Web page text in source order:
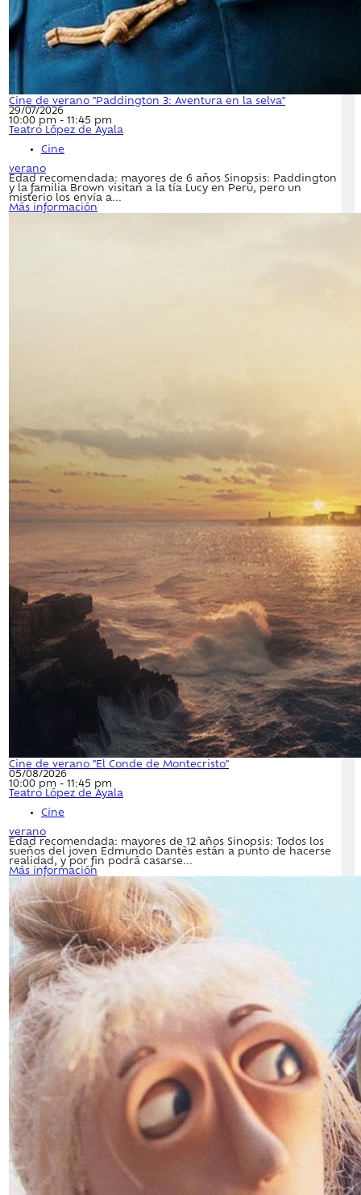
Cine de verano "Paddington 3: Aventura en la selva"
29/07/2026
10:00 pm - 11:45 pm
Teatro López de Ayala
Cine
verano
Edad recomendada: mayores de 6 años Sinopsis: Paddington
y la familia Brown visitan a la tía Lucy en Perú, pero un
misterio los envía a...
Más información
Cine de verano "El Conde de Montecristo"
05/08/2026
10:00 pm - 11:45 pm
Teatro López de Ayala
Cine
verano
Edad recomendada: mayores de 12 años Sinopsis: Todos los
sueños del joven Edmundo Dantès están a punto de hacerse
realidad, y por fin podrá casarse...
Más información